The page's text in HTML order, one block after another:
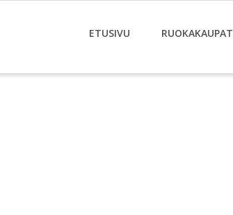
ETUSIVU RUOKAKAUPAT